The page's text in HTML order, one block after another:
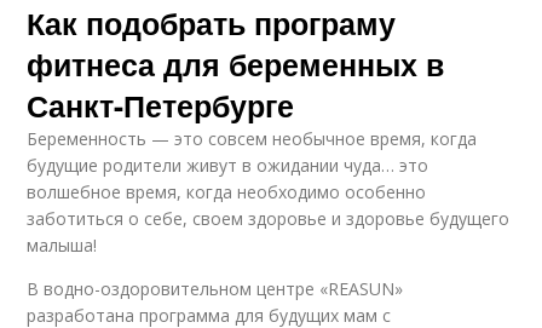
Как подобрать програму
фитнеса для беременных в
Санкт-Петербурге
Беременность — это совсем необычное время, когда
будущие родители живут в ожидании чуда… это
волшебное время, когда необходимо особенно
заботиться о себе, своем здоровье и здоровье будущего
малыша!
В водно-оздоровительном центре «REASUN»
разработана программа для будущих мам с